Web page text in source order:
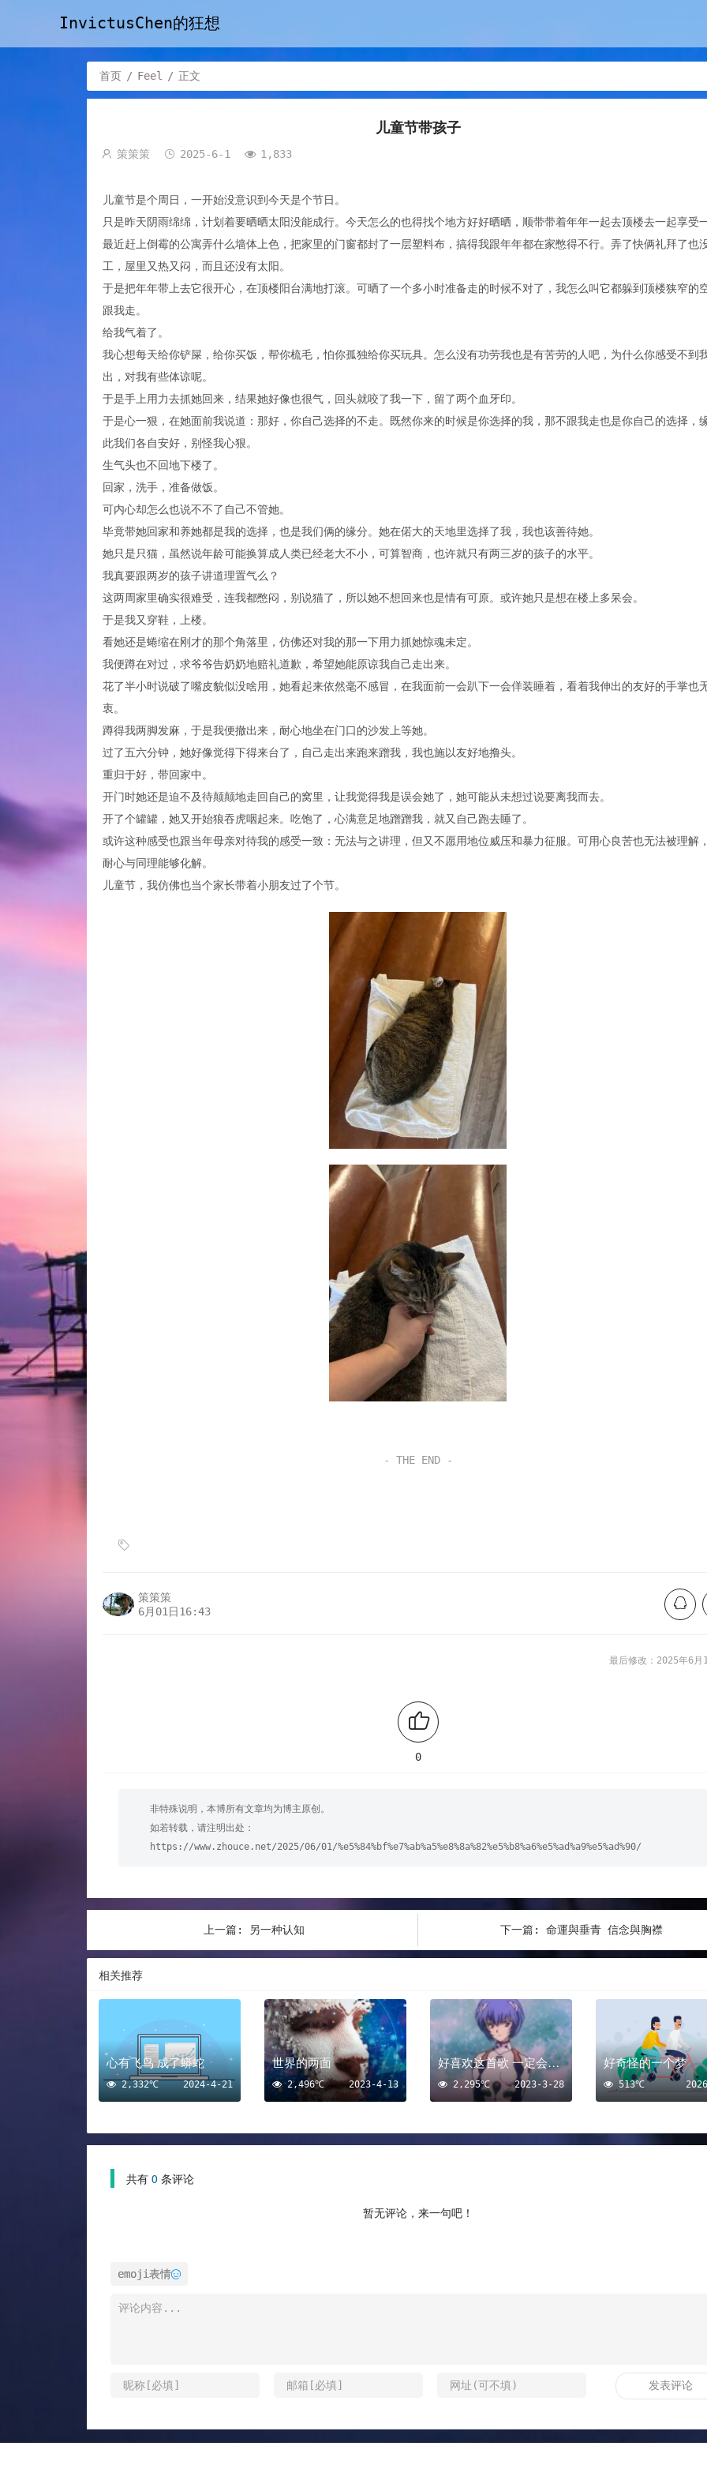
InvictusChen的狂想
首页 / Feel / 正文
儿童节带孩子
策策策 2025-6-1 1,833
儿童节是个周日，一开始没意识到今天是个节日。
只是昨天阴雨绵绵，计划着要晒晒太阳没能成行。今天怎么的也得找个地方好好晒晒，顺带带着年年一起去顶楼去一起享受
最近赶上倒霉的公寓弄什么墙体上色，把家里的门窗都封了一层塑料布，搞得我跟年年都在家憋得不行。弄了快俩礼拜了也
工，屋里又热又闷，而且还没有太阳。
于是把年年带上去它很开心，在顶楼阳台满地打滚。可晒了一个多小时准备走的时候不对了，我怎么叫它都躲到顶楼狭窄的
跟我走。
给我气着了。
我心想每天给你铲屎，给你买饭，帮你梳毛，怕你孤独给你买玩具。怎么没有功劳我也是有苦劳的人吧，为什么你感受不到
出，对我有些体谅呢。
于是手上用力去抓她回来，结果她好像也很气，回头就咬了我一下，留了两个血牙印。
于是心一狠，在她面前我说道：那好，你自己选择的不走。既然你来的时候是你选择的我，那不跟我走也是你自己的选择，
此我们各自安好，别怪我心狠。
生气头也不回地下楼了。
回家，洗手，准备做饭。
可内心却怎么也说不不了自己不管她。
毕竟带她回家和养她都是我的选择，也是我们俩的缘分。她在偌大的天地里选择了我，我也该善待她。
她只是只猫，虽然说年龄可能换算成人类已经老大不小，可算智商，也许就只有两三岁的孩子的水平。
我真要跟两岁的孩子讲道理置气么？
这两周家里确实很难受，连我都憋闷，别说猫了，所以她不想回来也是情有可原。或许她只是想在楼上多呆会。
于是我又穿鞋，上楼。
看她还是蜷缩在刚才的那个角落里，仿佛还对我的那一下用力抓她惊魂未定。
我便蹲在对过，求爷爷告奶奶地赔礼道歉，希望她能原谅我自己走出来。
花了半小时说破了嘴皮貌似没啥用，她看起来依然毫不感冒，在我面前一会趴下一会佯装睡着，看着我伸出的友好的手掌也
衷。
蹲得我两脚发麻，于是我便撤出来，耐心地坐在门口的沙发上等她。
过了五六分钟，她好像觉得下得来台了，自己走出来跑来蹭我，我也施以友好地撸头。
重归于好，带回家中。
开门时她还是迫不及待颠颠地走回自己的窝里，让我觉得我是误会她了，她可能从未想过说要离我而去。
开了个罐罐，她又开始狼吞虎咽起来。吃饱了，心满意足地蹭蹭我，就又自己跑去睡了。
或许这种感受也跟当年母亲对待我的感受一致：无法与之讲理，但又不愿用地位威压和暴力征服。可用心良苦也无法被理解
耐心与同理能够化解。
儿童节，我仿佛也当个家长带着小朋友过了个节。
- THE END -
策策策
6月01日16:43
最后修改：2025年6月
0
非特殊说明，本博所有文章均为博主原创。
如若转载，请注明出处：
https://www.zhouce.net/2025/06/01/%e5%84%bf%e7%ab%a5%e8%8a%82%e5%b8%a6%e5%ad%a9%e5%ad%90/
上一篇: 另一种认知 下一篇: 命運與垂青 信念與胸襟
相关推荐
心有飞鸟 成了蟒蛇
2024-4-21
2,332℃
世界的两面
2023-4-13
2,496℃
好喜欢这首歌 一定会用它做背景音乐好好做一个视频
2023-3-28
2,295℃
好奇怪的一个梦
513℃
共有 0 条评论
暂无评论，来一句吧！
emoji表情